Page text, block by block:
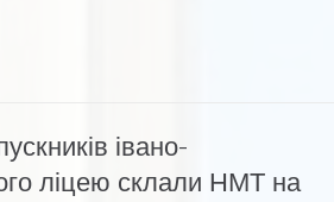
івано-
ліцею склали НМТ на